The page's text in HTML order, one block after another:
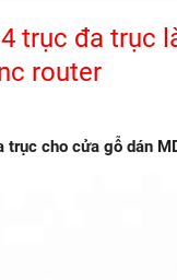
trục đa trục
router
trục cho cửa gỗ dán